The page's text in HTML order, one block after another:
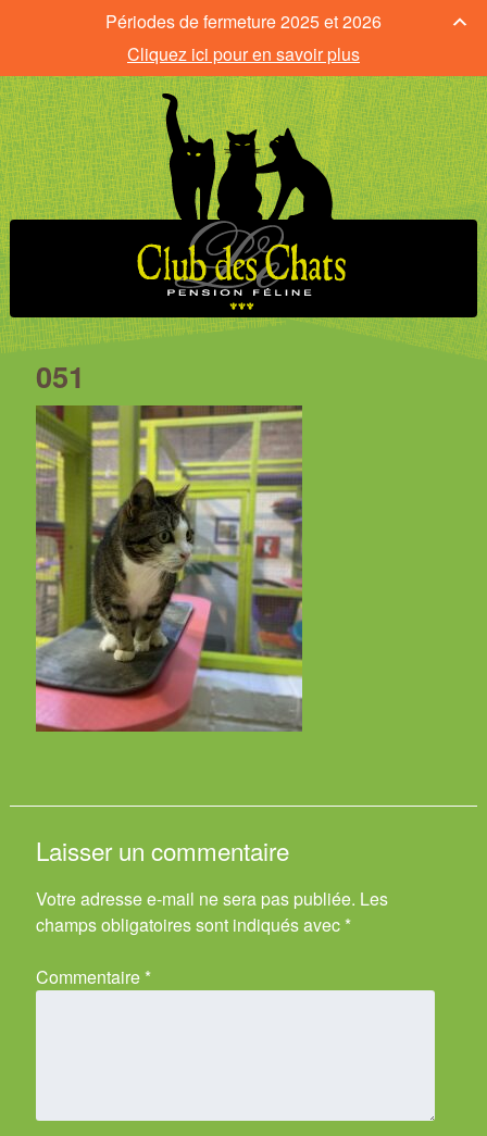
051
Laisser un commentaire
Votre adresse e-mail ne sera pas publiée. Les
champs obligatoires sont indiqués avec *
Commentaire *
Périodes de fermeture 2025 et 2026
Cliquez ici pour en savoir plus